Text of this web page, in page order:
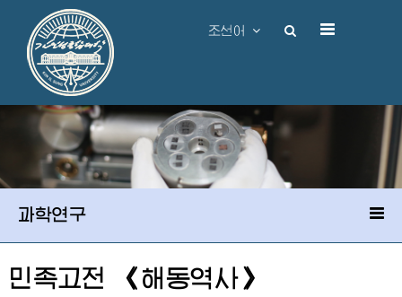
조선어
과학연구
민족고전 《해동역사》